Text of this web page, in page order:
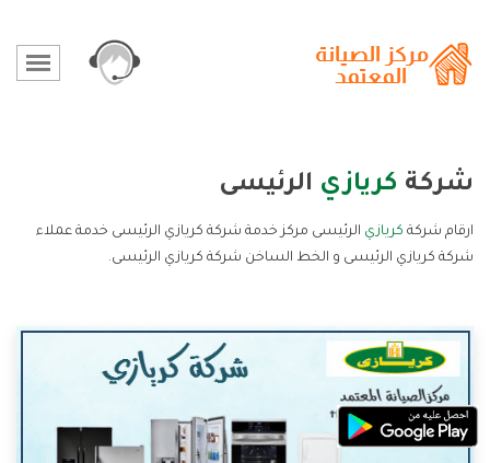
شركة كريازي الرئيسى
ارقام شركة كريازي الرئيسى مركز خدمة شركة كريازي الرئيسى خدمة عملاء
شركة كريازي الرئيسى و الخط الساخن شركة كريازي الرئيسى.